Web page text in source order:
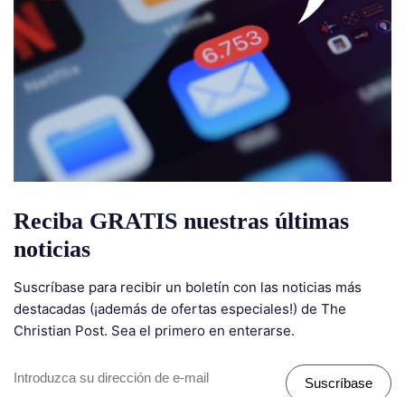
Reciba GRATIS nuestras últimas
noticias
Suscríbase para recibir un boletín con las noticias más
destacadas (¡además de ofertas especiales!) de The
Christian Post. Sea el primero en enterarse.
Suscríbase